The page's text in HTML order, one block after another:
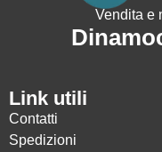
Vendita e
Link utili
Contatti
Spedizioni